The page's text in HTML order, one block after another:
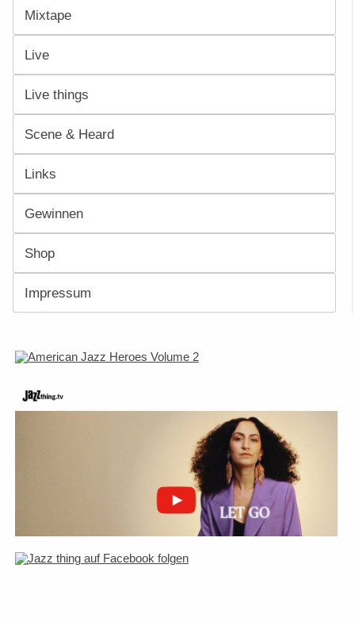
Mixtape
Live
Live things
Scene & Heard
Links
Gewinnen
Shop
Impressum